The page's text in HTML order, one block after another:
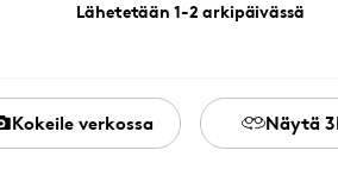
Lähetetään 1-2 arkipäivässä
Kokeile verkossa Näytä